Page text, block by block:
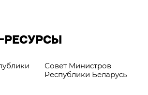
РЕСУРСЫ
Совет Министров
Республики Беларусь